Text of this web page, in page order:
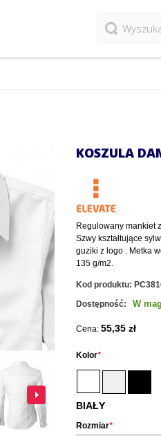
KOSZULA
Regulowany mankiet
Szwy kształtujące
guziki z logo . Metka
135 g/m2.
Kod produktu:
Dostępność:
W
Cena:55,35 zł
*
Kolor
BIAŁY
*
Rozmiar